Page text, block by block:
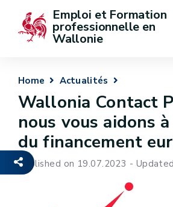
Emploi et Formation
professionnelle en
Wallonie
Home Actualités
Wallonia Contact
nous vous aidons
du financement
Published on 19.07.2023 -